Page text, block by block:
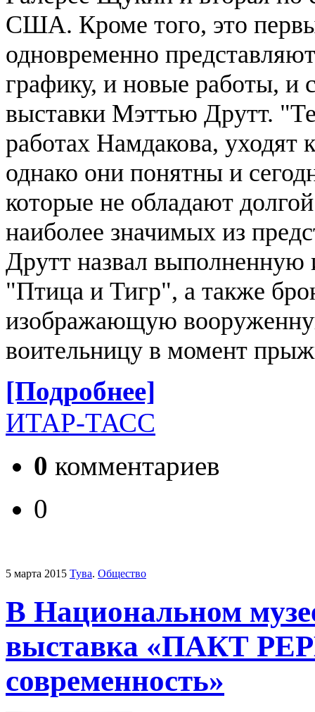
США. Кроме того, это
одновременно
графику, и новые работы,
выставки Мэттью Друтт.
работах Намдакова, уходят
однако они понятны и
которые не обладают
наиболее значимых из
Друтт назвал выполненную
"Птица и Тигр", а также
изображающую
воительницу в момент
[Подробнее]
ИТАР-ТАСС
0 комментариев
0
5 марта 2015 Тува. Общество
В Национальном
выставка «ПАКТ
современность»